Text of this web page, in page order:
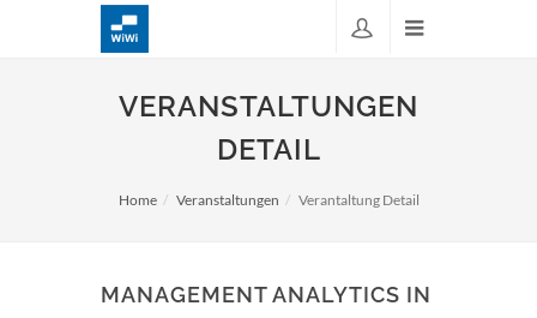
VERANSTALTUNGEN
DETAIL
Home Veranstaltungen Verantaltung Detail
MANAGEMENT ANALYTICS IN